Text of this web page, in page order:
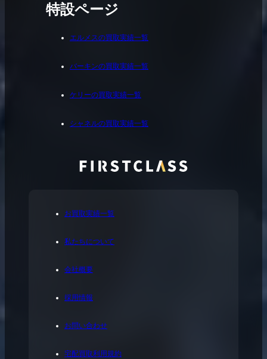
お買取実績一覧
私たちについて
会社概要
採用情報
お問い合わせ
宅配買取利用規約
特設ページ
エルメスの買取実績一覧
バーキンの買取実績一覧
ケリーの買取実績一覧
シャネルの買取実績一覧